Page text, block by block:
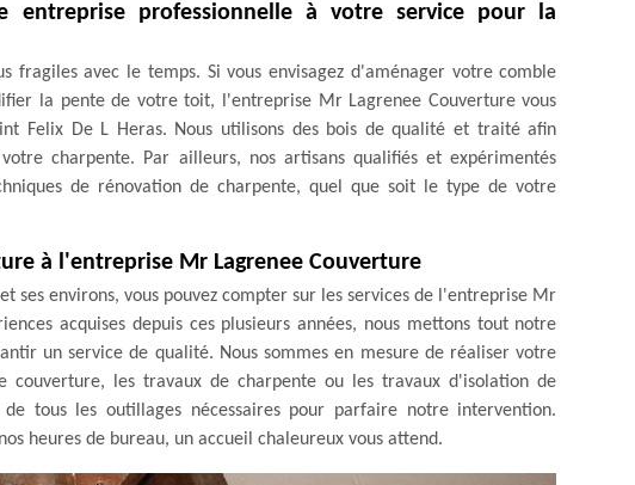
entreprise professionnelle à votre service pour la
fragiles avec le temps. Si vous envisagez d'aménager votre comble
la pente de votre toit, l'entreprise Mr Lagrenee Couverture vous
Felix De L Heras. Nous utilisons des bois de qualité et traité afin
charpente. Par ailleurs, nos artisans qualifiés et expérimentés
de rénovation de charpente, quel que soit le type de votre
à l'entreprise Mr Lagrenee Couverture
ses environs, vous pouvez compter sur les services de l'entreprise Mr
acquises depuis ces plusieurs années, nous mettons tout notre
un service de qualité. Nous sommes en mesure de réaliser votre
les travaux de charpente ou les travaux d'isolation de
de tous les outillages nécessaires pour parfaire notre intervention.
heures de bureau, un accueil chaleureux vous attend.